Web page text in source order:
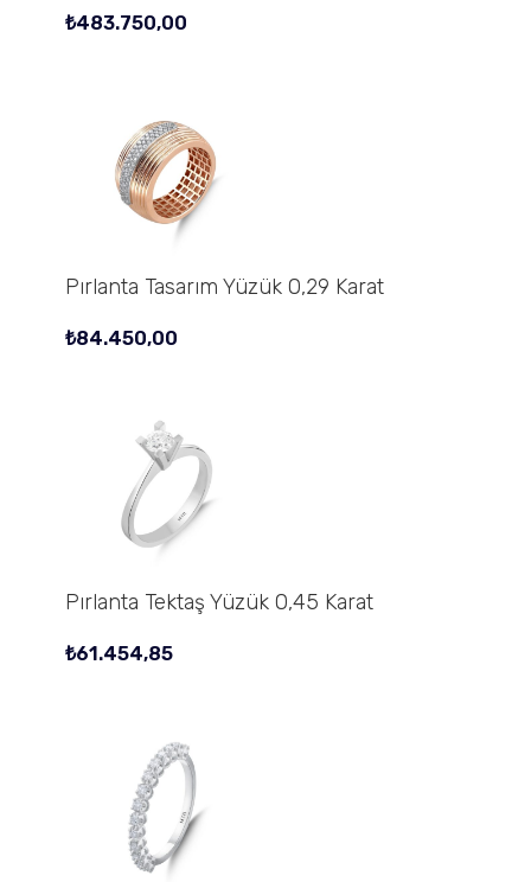
₺483.750,00
Pırlanta Tasarım Yüzük 0,29 Karat
₺84.450,00
Pırlanta Tektaş Yüzük 0,45 Karat
₺61.454,85